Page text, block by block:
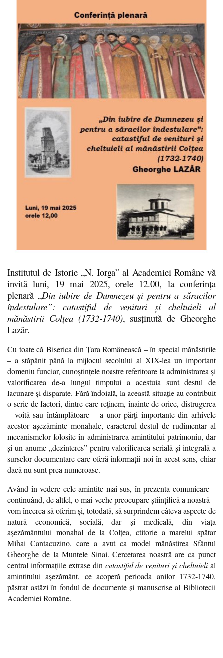
Institutul de Istorie „N. Iorga” al Academiei Române vă
invită luni, 19 mai 2025, orele 12.00, la conferința
plenară „Din iubire de Dumnezeu şi pentru a săracilor
îndestulare”: catastiful de venituri şi cheltuieli al
mănăstirii Colţea (1732-1740), susținută de Gheorghe
Lazăr.
Cu toate că Biserica din Ţara Românească – în special mănăstirile
– a stăpânit până la mijlocul secolului al XIX-lea un important
domeniu funciar, cunoştinţele noastre referitoare la administrarea şi
valorificarea de-a lungul timpului a acestuia sunt destul de
lacunare şi disparate. Fără îndoială, la această situaţie au contribuit
o serie de factori, dintre care reţinem, înainte de orice, distrugerea
– voită sau întâmplătoare – a unor părţi importante din arhivele
acestor aşezăminte monahale, caracterul destul de rudimentar al
mecanismelor folosite în administrarea amintitului patrimoniu, dar
şi un anume „dezinteres” pentru valorificarea serială şi integrală a
surselor documentare care oferă informaţii noi în acest sens, chiar
dacă nu sunt prea numeroase.
Având în vedere cele amintite mai sus, în prezenta comunicare –
continuând, de altfel, o mai veche preocupare ştiinţifică a noastră –
vom încerca să oferim şi, totodată, să surprindem câteva aspecte de
natură economică, socială, dar şi medicală, din viaţa
aşezământului monahal de la Colţea, ctitorie a marelui spătar
Mihai Cantacuzino, care a avut ca model mănăstirea Sfântul
Gheorghe de la Muntele Sinai. Cercetarea noastră are ca punct
central informaţiile extrase din catastiful de venituri şi cheltuielial
amintitului aşezământ, ce acoperă perioada anilor 1732-1740,
păstrat astăzi în fondul de documente şi manuscrise al Bibliotecii
Academiei Române.